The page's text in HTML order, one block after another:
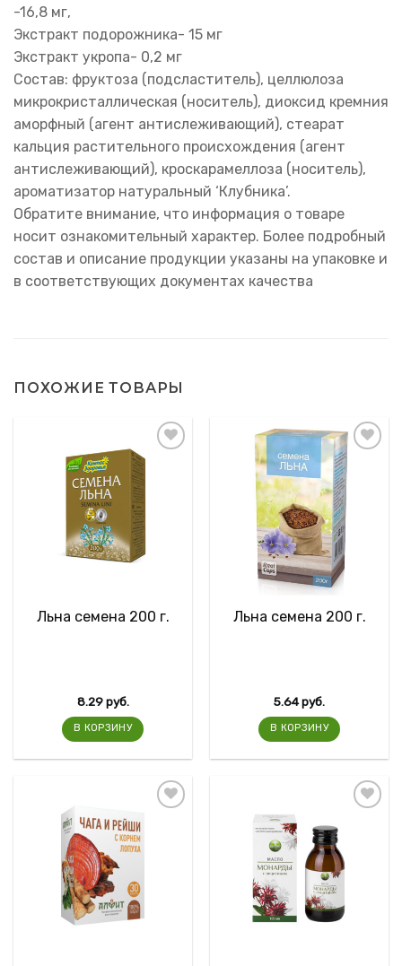
-16,8 мг,
Экстракт подорожника- 15 мг
Экстракт укропа- 0,2 мг
Состав: фруктоза (подсластитель), целлюлоза
микрокристаллическая (носитель), диоксид кремния
аморфный (агент антислеживающий), стеарат
кальция растительного происхождения (агент
антислеживающий), кроскарамеллоза (носитель),
ароматизатор натуральный ‘Клубника’.
Обратите внимание, что информация о товаре
носит ознакомительный характер. Более подробный
состав и описание продукции указаны на упаковке и
в соответствующих документах качества
ПОХОЖИЕ ТОВАРЫ
Льна семена 200 г.
8.29руб.
В КОРЗИНУ
Льна семена 200 г.
5.64руб.
В КОРЗИНУ